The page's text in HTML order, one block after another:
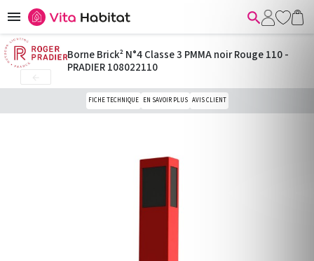
 
Borne Brick² N°4 Classe 3 PMMA noir Rouge 110 -
PRADIER 108022110
FICHE TECHNIQUE EN SAVOIR PLUS AVIS CLIENT